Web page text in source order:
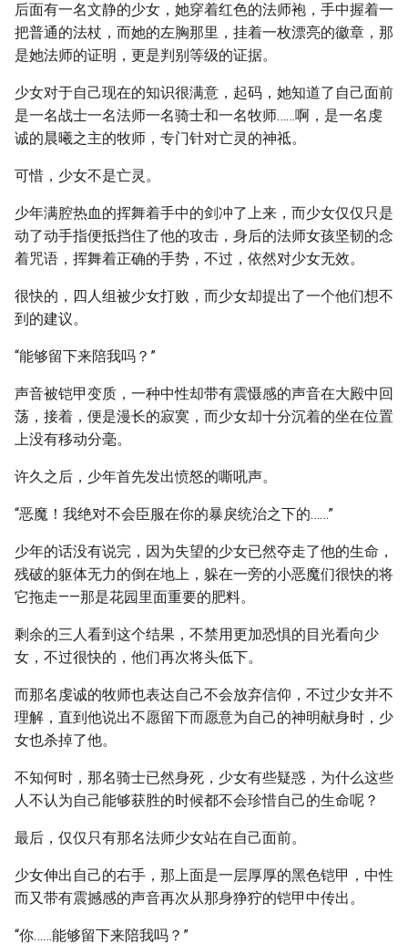
后面有一名文静的少女，她穿着红色的法师袍，手中握着一
把普通的法杖，而她的左胸那里，挂着一枚漂亮的徽章，那
是她法师的证明，更是判别等级的证据。
少女对于自己现在的知识很满意，起码，她知道了自己面前
是一名战士一名法师一名骑士和一名牧师……啊，是一名虔
诚的晨曦之主的牧师，专门针对亡灵的神祗。
可惜，少女不是亡灵。
少年满腔热血的挥舞着手中的剑冲了上来，而少女仅仅只是
动了动手指便抵挡住了他的攻击，身后的法师女孩坚韧的念
着咒语，挥舞着正确的手势，不过，依然对少女无效。
很快的，四人组被少女打败，而少女却提出了一个他们想不
到的建议。
“能够留下来陪我吗？”
声音被铠甲变质，一种中性却带有震慑感的声音在大殿中回
荡，接着，便是漫长的寂寞，而少女却十分沉着的坐在位置
上没有移动分毫。
许久之后，少年首先发出愤怒的嘶吼声。
“恶魔！我绝对不会臣服在你的暴戾统治之下的……”
少年的话没有说完，因为失望的少女已然夺走了他的生命，
残破的躯体无力的倒在地上，躲在一旁的小恶魔们很快的将
它拖走——那是花园里面重要的肥料。
剩余的三人看到这个结果，不禁用更加恐惧的目光看向少
女，不过很快的，他们再次将头低下。
而那名虔诚的牧师也表达自己不会放弃信仰，不过少女并不
理解，直到他说出不愿留下而愿意为自己的神明献身时，少
女也杀掉了他。
不知何时，那名骑士已然身死，少女有些疑惑，为什么这些
人不认为自己能够获胜的时候都不会珍惜自己的生命呢？
最后，仅仅只有那名法师少女站在自己面前。
少女伸出自己的右手，那上面是一层厚厚的黑色铠甲，中性
而又带有震撼感的声音再次从那身狰狞的铠甲中传出。
“你……能够留下来陪我吗？”